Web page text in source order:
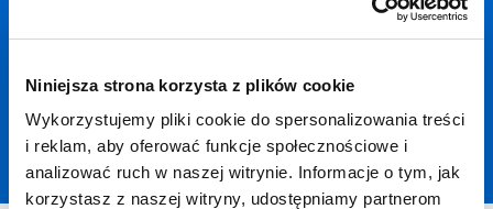
Niniejsza strona korzysta z plików cookie
Wykorzystujemy pliki cookie do spersonalizowania treści
i reklam, aby oferować funkcje społecznościowe i
analizować ruch w naszej witrynie. Informacje o tym, jak
korzystasz z naszej witryny, udostępniamy partnerom